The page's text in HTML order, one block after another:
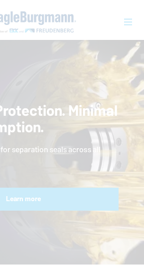
Minimal
separation seals across all
Learn more